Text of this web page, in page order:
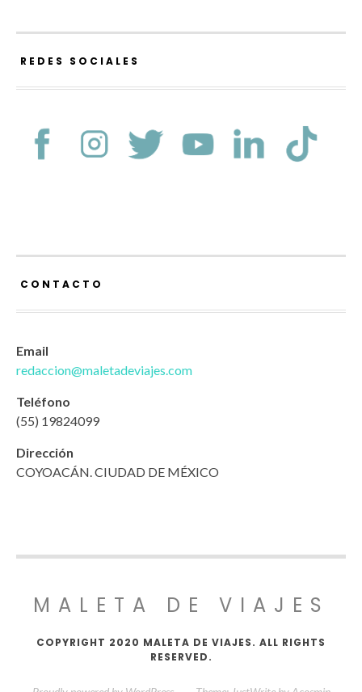
REDES SOCIALES
CONTACTO
Email
redaccion@maletadeviajes.com
Teléfono
(55) 19824099
Dirección
COYOACÁN. CIUDAD DE MÉXICO
MALETA DE VIAJES
COPYRIGHT 2020 MALETA DE VIAJES. ALL RIGHTS
RESERVED.